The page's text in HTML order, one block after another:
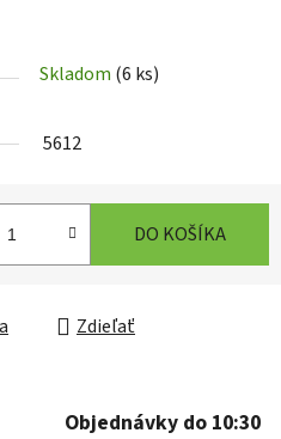
Skladom (6 ks)
5612
DO KOŠÍKA
Zdieľať
Objednávky do 10:30